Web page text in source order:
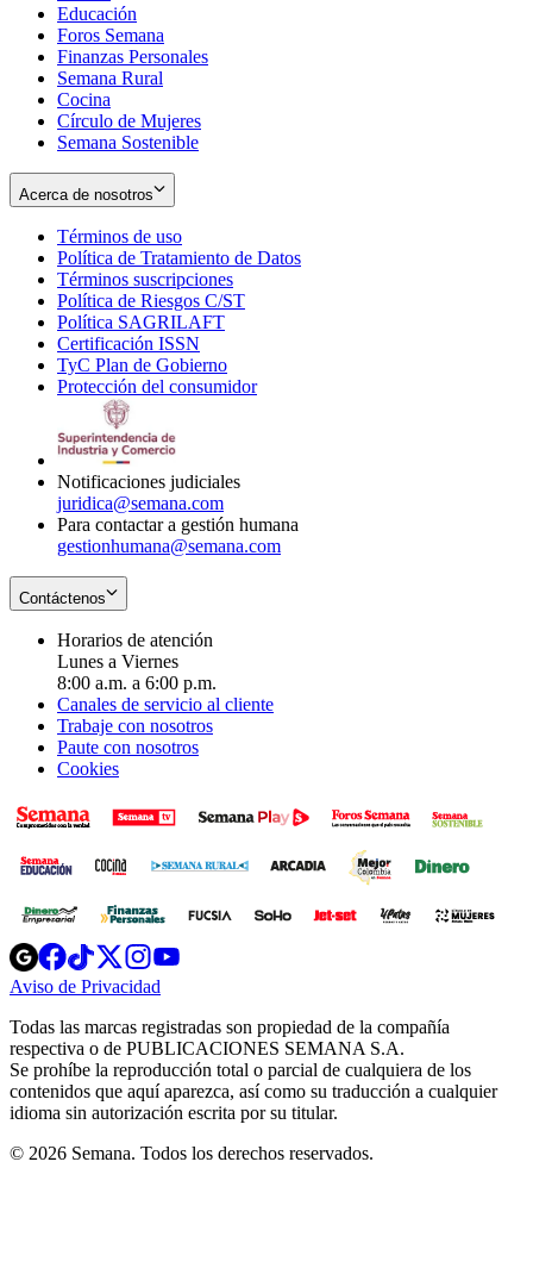
window
new
window
Educación
Foros Semana
Finanzas Personales
Semana Rural
Cocina
Círculo de Mujeres
Semana Sostenible
Acerca de nosotros
Términos de uso
in
new
window
Política de Tratamiento de Datos
Términos suscripciones
in
Política de Riesgos C/ST
Política SAGRILAFT
new
window
Certificación ISSN
in
new
TyC Plan de Gobierno
in
Protección del consumidorOpens
Notificaciones judiciales
juridica@semana.com
Para contactar a gestión humana
gestionhumana@semana.com
Contáctenos
Horarios de atención
Lunes a Viernes
8:00 a.m. a 6:00 p.m.
Canales de servicio al cliente
Trabaje con nosotros
Paute con nosotros
Cookies
Opens
in
new
Opens
in
new
Opens
in
new
window
Opens
new
windowwindow
Aviso de Privacidad
new
window
Todas las marcas registradas son propiedad de la compañía
respectiva o de PUBLICACIONES SEMANA S.A.
Se prohíbe la reproducción total o parcial de cualquiera de los
contenidos que aquí aparezca, así como su traducción a cualquier
idioma sin autorización escrita por su titular.
© 2026 Semana. Todos los derechos reservados.